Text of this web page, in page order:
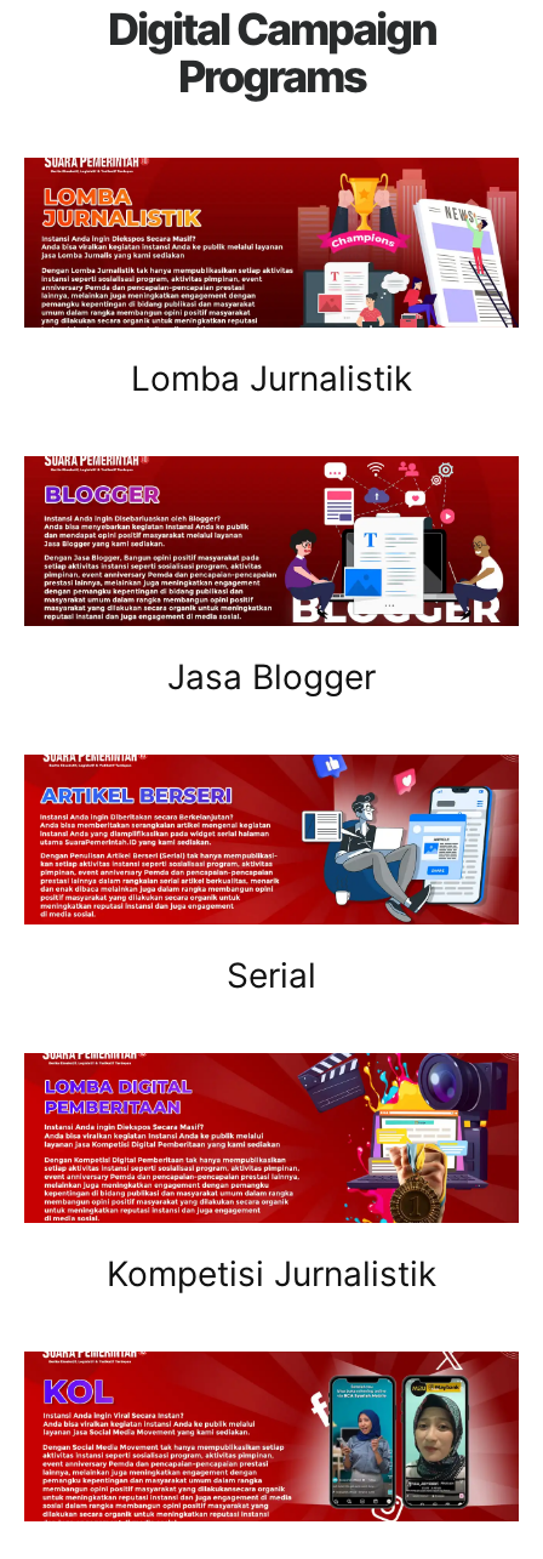
Digital Campaign
Programs
Lomba Jurnalistik
Jasa Blogger
Serial
Kompetisi Jurnalistik